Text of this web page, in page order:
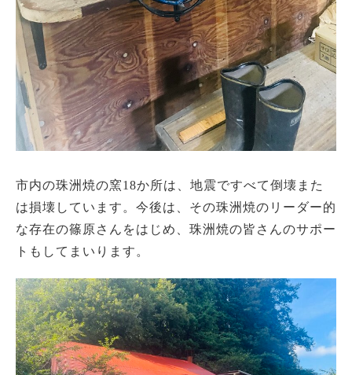
市内の珠洲焼の窯18か所は、地震ですべて倒壊また
は損壊しています。今後は、その珠洲焼のリーダー的
な存在の篠原さんをはじめ、珠洲焼の皆さんのサポー
トもしてまいります。